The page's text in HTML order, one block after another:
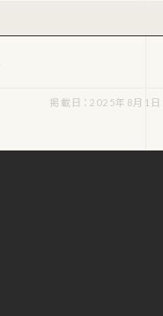
掲載日：2025年8月1日